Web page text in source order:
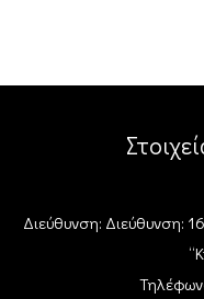
Διεύθυνση: Διεύθυνση: